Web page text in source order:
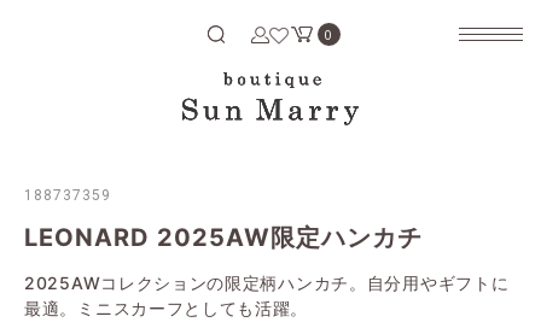
0
188737359
LEONARD 2025AW限定ハンカチ
2025AWコレクションの限定柄ハンカチ。自分用やギフトに
最適。ミニスカーフとしても活躍。